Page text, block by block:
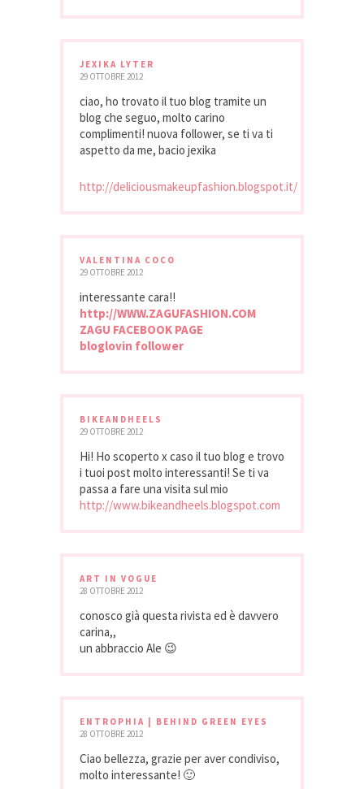
JEXIKA LYTER
29 OTTOBRE 2012
ciao, ho trovato il tuo blog tramite un
blog che seguo, molto carino
complimenti! nuova follower, se ti va ti
aspetto da me, bacio jexika
http://deliciousmakeupfashion.blogspot.it/
VALENTINA COCO
29 OTTOBRE 2012
interessante cara!!
http://WWW.ZAGUFASHION.COM
ZAGU FACEBOOK PAGE
bloglovin follower
BIKEANDHEELS
29 OTTOBRE 2012
Hi! Ho scoperto x caso il tuo blog e trovo
i tuoi post molto interessanti! Se ti va
passa a fare una visita sul mio
http://www.bikeandheels.blogspot.com
ART IN VOGUE
28 OTTOBRE 2012
conosco già questa rivista ed è davvero
carina,,
un abbraccio Ale 😉
ENTROPHIA | BEHIND GREEN EYES
28 OTTOBRE 2012
Ciao bellezza, grazie per aver condiviso,
molto interessante! 🙂